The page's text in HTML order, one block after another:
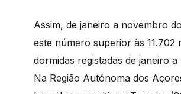
Assim, de janeiro a novembro
este número superior às 11.702
dormidas registadas de janeiro
Na Região Autónoma dos